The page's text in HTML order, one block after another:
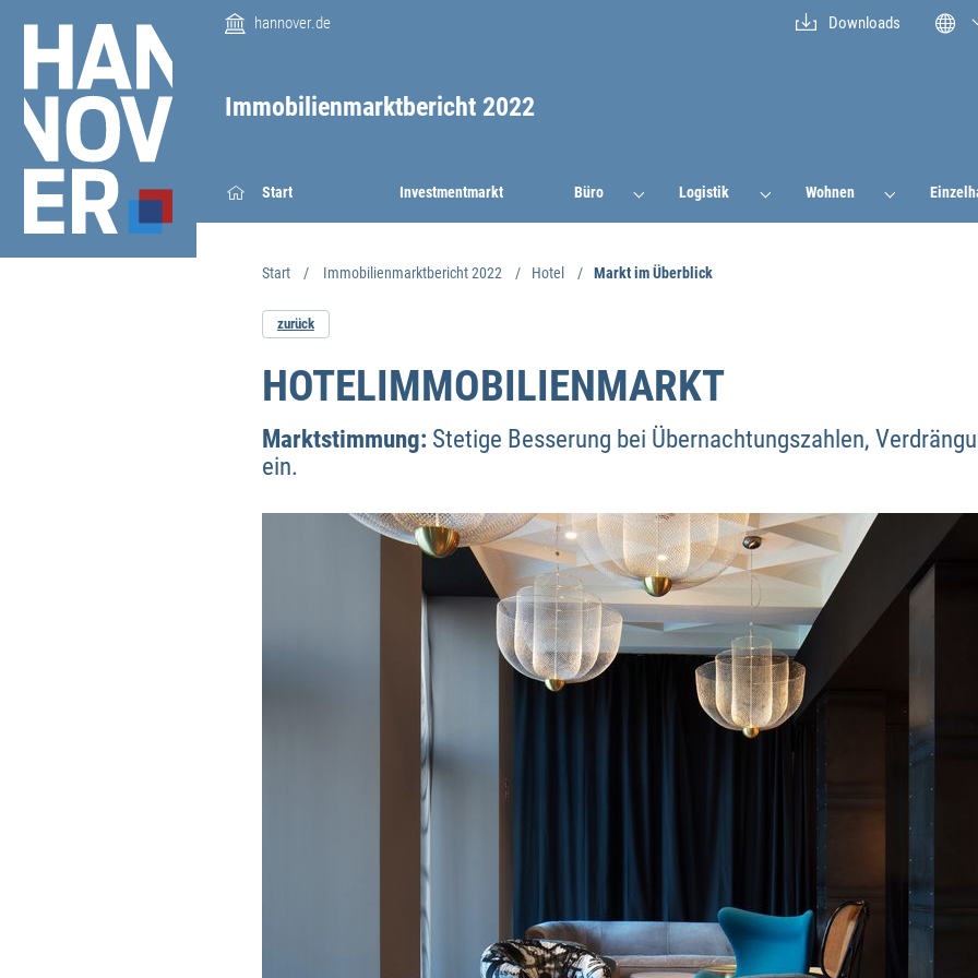
Immobilienmarktbericht 2022
Start Investmentmarkt Büro Logistik Wohnen
hannover.de Downloads
Start Immobilienmarktbericht 2022 Hotel Markt im Überblick
zurück
HOTELIMMOBILIENMARKT
Marktstimmung: Stetige Besserung bei Übernachtungszahlen,
ein.